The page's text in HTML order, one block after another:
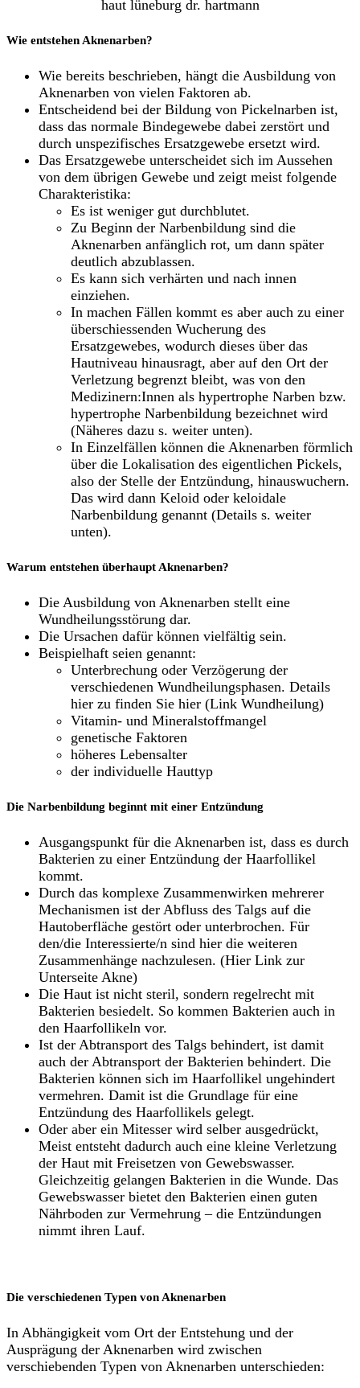
Wie entstehen Aknenarben?
Wie bereits beschrieben, hängt die Ausbildung von
Aknenarben von vielen Faktoren ab.
Entscheidend bei der Bildung von Pickelnarben ist,
dass das normale Bindegewebe dabei zerstört und
durch unspezifisches Ersatzgewebe ersetzt wird.
Das Ersatzgewebe unterscheidet sich im Aussehen
von dem übrigen Gewebe und zeigt meist folgende
Charakteristika:
Es ist weniger gut durchblutet.
Zu Beginn der Narbenbildung sind die
Aknenarben anfänglich rot, um dann später
deutlich abzublassen.
Es kann sich verhärten und nach innen
einziehen.
In machen Fällen kommt es aber auch zu einer
überschiessenden Wucherung des
Ersatzgewebes, wodurch dieses über das
Hautniveau hinausragt, aber auf den Ort der
Verletzung begrenzt bleibt, was von den
Medizinern:Innen als hypertrophe Narben bzw.
hypertrophe Narbenbildung bezeichnet wird
(Näheres dazu s. weiter unten).
In Einzelfällen können die Aknenarben förmlich
über die Lokalisation des eigentlichen Pickels,
also der Stelle der Entzündung, hinauswuchern.
Das wird dann Keloid oder keloidale
Narbenbildung genannt (Details s. weiter
unten).
Warum entstehen überhaupt Aknenarben?
Die Ausbildung von Aknenarben stellt eine
Wundheilungsstörung dar.
Die Ursachen dafür können vielfältig sein.
Beispielhaft seien genannt:
Unterbrechung oder Verzögerung der
verschiedenen Wundheilungsphasen. Details
hier zu finden Sie hier (Link Wundheilung)
Vitamin- und Mineralstoffmangel
genetische Faktoren
höheres Lebensalter
der individuelle Hauttyp
Die Narbenbildung beginnt mit einer Entzündung
Ausgangspunkt für die Aknenarben ist, dass es durch
Bakterien zu einer Entzündung der Haarfollikel
kommt.
Durch das komplexe Zusammenwirken mehrerer
Mechanismen ist der Abfluss des Talgs auf die
Hautoberfläche gestört oder unterbrochen. Für
den/die Interessierte/n sind hier die weiteren
Zusammenhänge nachzulesen. (Hier Link zur
Unterseite Akne)
Die Haut ist nicht steril, sondern regelrecht mit
Bakterien besiedelt. So kommen Bakterien auch in
den Haarfollikeln vor.
Ist der Abtransport des Talgs behindert, ist damit
auch der Abtransport der Bakterien behindert. Die
Bakterien können sich im Haarfollikel ungehindert
vermehren. Damit ist die Grundlage für eine
Entzündung des Haarfollikels gelegt.
Oder aber ein Mitesser wird selber ausgedrückt,
Meist entsteht dadurch auch eine kleine Verletzung
der Haut mit Freisetzen von Gewebswasser.
Gleichzeitig gelangen Bakterien in die Wunde. Das
Gewebswasser bietet den Bakterien einen guten
Nährboden zur Vermehrung – die Entzündungen
nimmt ihren Lauf.
Die verschiedenen Typen von Aknenarben
In Abhängigkeit vom Ort der Entstehung und der
Ausprägung der Aknenarben wird zwischen
verschiebenden Typen von Aknenarben unterschieden: